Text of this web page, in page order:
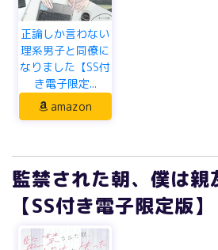
正論しか言わない
理系男子と同僚に
なりました【SS付
き電子限定...
amazon
監禁された朝、僕は親
【SS付き電子限定版